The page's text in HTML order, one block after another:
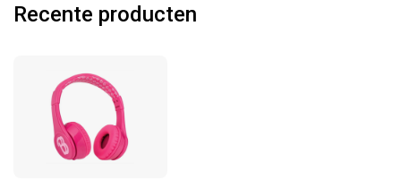
Recente producten